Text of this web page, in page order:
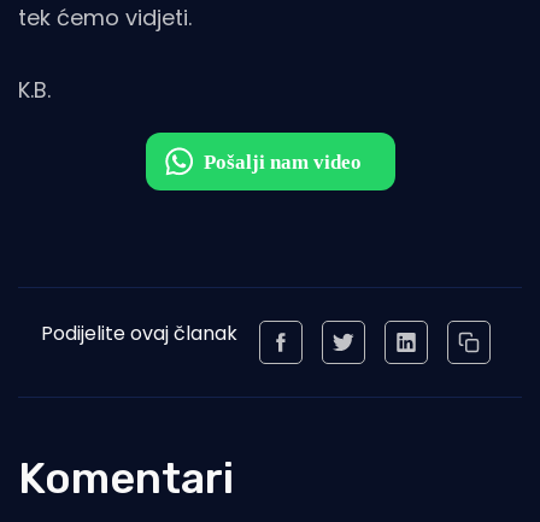
tek ćemo vidjeti.
K.B.
Podijelite ovaj članak
Komentari